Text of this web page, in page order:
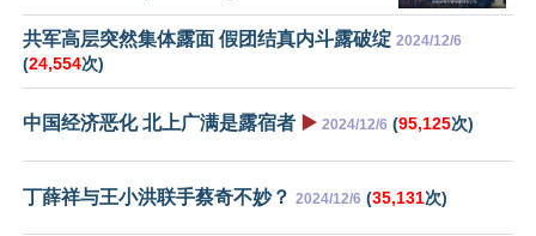
共军高层突然集体露面 假团结真内斗露破绽 2024/12/6
(24,554次)
中国经济恶化 北上广满是露宿者 ▶️ 2024/12/6 (95,125次)
丁薛祥与王小洪联手蔡奇不妙？ 2024/12/6 (35,131次)